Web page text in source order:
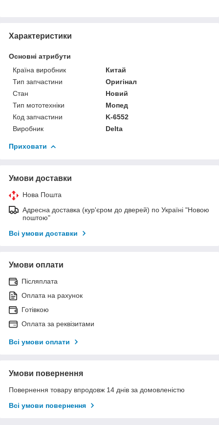
Характеристики
Основні атрибути
Країна виробник
Китай
Тип запчастини
Оригінал
Стан
Новий
Тип мототехніки
Мопед
Код запчастини
K-6552
Виробник
Delta
Приховати
Умови доставки
Нова Пошта
Адресна доставка (кур'єром до дверей) по Україні "Новою
поштою"
Всі умови доставки
Умови оплати
Післяплата
Оплата на рахунок
Готівкою
Оплата за реквізитами
Всі умови оплати
Умови повернення
Повернення товару впродовж 14 днів за домовленістю
Всі умови повернення